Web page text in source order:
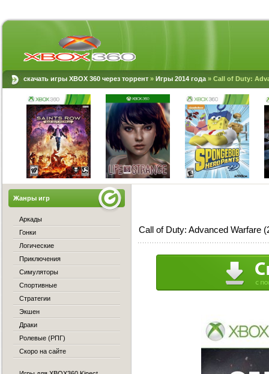
скачать игры XBOX 360 через торрент » Игры 2014 года » Call of Duty:
Call of Duty: Advanced Warfare
Жанры игр
Аркады
Гонки
Логические
Приключения
Симуляторы
Спортивные
Стратегии
Экшен
Драки
Ролевые (РПГ)
Скоро на сайте